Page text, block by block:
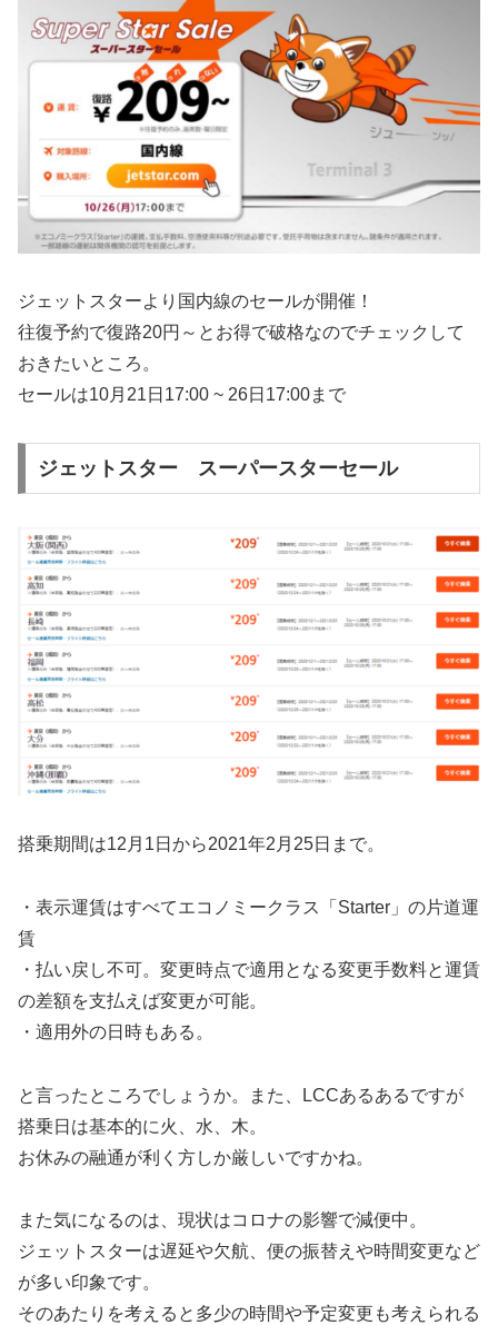
ジェットスターより国内線のセールが開催！
往復予約で復路20円～とお得で破格なのでチェックして
おきたいところ。
セールは10月21日17:00 ~ 26日17:00まで
ジェットスター スーパースターセール
搭乗期間は12月1日から2021年2月25日まで。
・表示運賃はすべてエコノミークラス「Starter」の片道運
賃
・払い戻し不可。変更時点で適用となる変更手数料と運賃
の差額を支払えば変更が可能。
・適用外の日時もある。
と言ったところでしょうか。また、LCCあるあるですが
搭乗日は基本的に火、水、木。
お休みの融通が利く方しか厳しいですかね。
また気になるのは、現状はコロナの影響で減便中。
ジェットスターは遅延や欠航、便の振替えや時間変更など
が多い印象です。
そのあたりを考えると多少の時間や予定変更も考えられる